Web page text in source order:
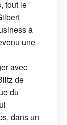
tout le
à
une
avec
de
du
dans un